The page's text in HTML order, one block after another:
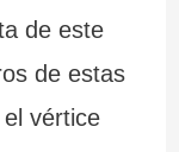
de este
de estas
vértice